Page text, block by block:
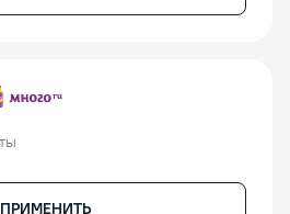
ПРИМЕНИТЬ